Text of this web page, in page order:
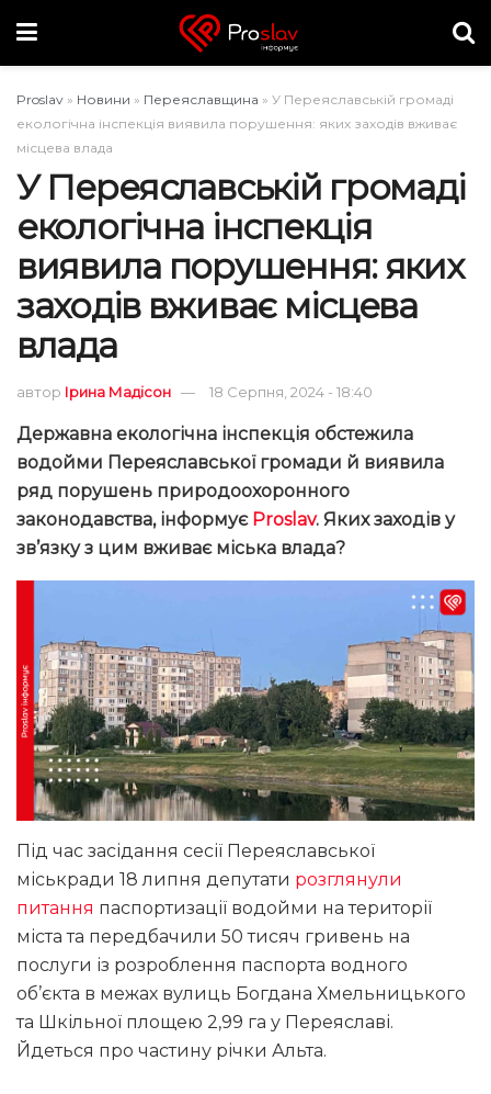
Proslav » Новини » Переяславщина » У Переяславській громаді
екологічна інспекція виявила порушення: яких заходів вживає
місцева влада
У Переяславській громаді
екологічна інспекція
виявила порушення: яких
заходів вживає місцева
влада
автор Ірина Мадісон 18 Серпня, 2024 - 18:40
Державна екологічна інспекція обстежила
водойми Переяславської громади й виявила
ряд порушень природоохоронного
законодавства, інформує Proslav. Яких заходів у
зв’язку з цим вживає міська влада?
Під час засідання сесії Переяславської
міськради 18 липня депутати розглянули
питання паспортизації водойми на території
міста та передбачили 50 тисяч гривень на
послуги із розроблення паспорта водного
об’єкта в межах вулиць Богдана Хмельницького
та Шкільної площею 2,99 га у Переяславі.
Йдеться про частину річки Альта.